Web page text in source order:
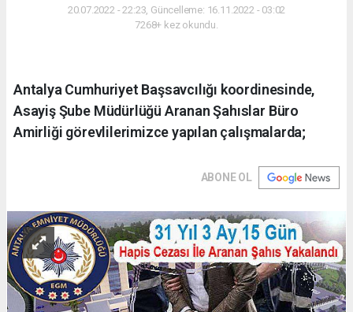
20.07.2022 - 22:23, Güncelleme: 16.11.2022 - 03:02
7268+ kez okundu.
Antalya Cumhuriyet Başsavcılığı koordinesinde,
Asayiş Şube Müdürlüğü Aranan Şahıslar Büro
Amirliği görevlilerimizce yapılan çalışmalarda;
ABONE OL